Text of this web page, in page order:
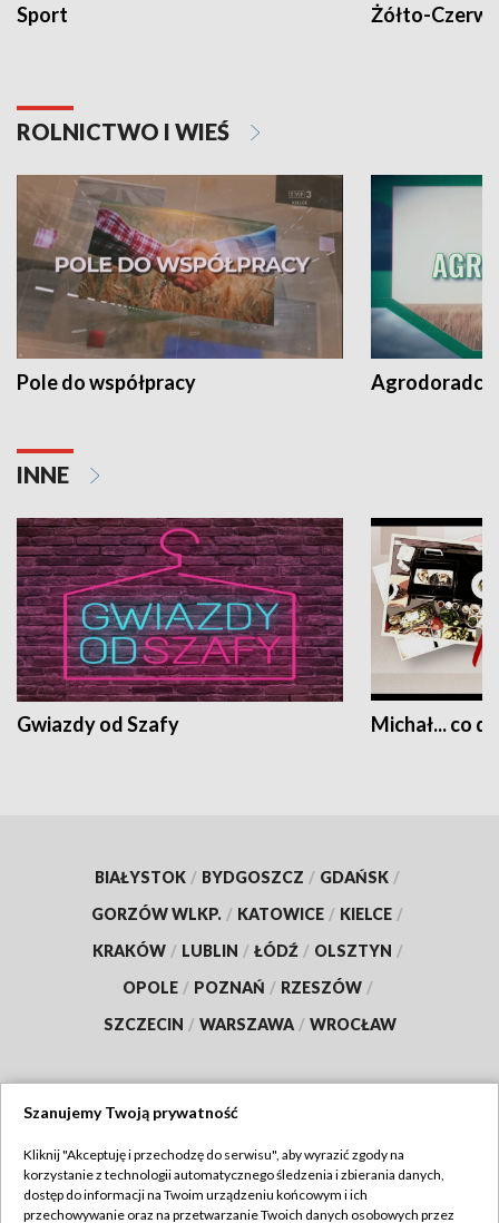
Sport Żółto-
ROLNICTWO I WIEŚ
Pole do współpracy Agrodoradcy
INNE
Gwiazdy od Szafy Michał... co
BIAŁYSTOK / BYDGOSZCZ / GDAŃSK /
GORZÓW WLKP. / KATOWICE / KIELCE /
KRAKÓW / LUBLIN / ŁÓDŹ / OLSZTYN /
OPOLE / POZNAŃ / RZESZÓW /
SZCZECIN / WARSZAWA / WROCŁAW
TVP
Abonament TVP
Szanujemy Twoją prywatność
Kliknij "Akceptuję i przechodzę do serwisu", aby wyrazić zgody na
korzystanie z technologii automatycznego śledzenia i zbierania danych,
dostęp do informacji na Twoim urządzeniu końcowym i ich
przechowywanie oraz na przetwarzanie Twoich danych osobowych przez